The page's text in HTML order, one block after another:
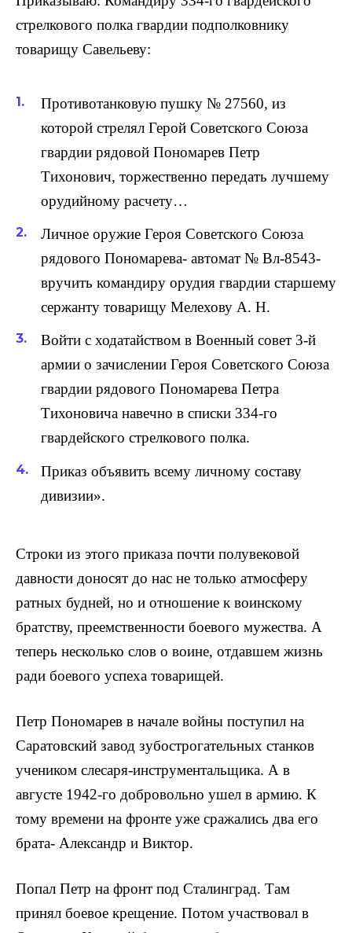
стрелкового полка гвардии подполковнику
товарищу Савельеву:
Противотанковую пушку № 27560, из
которой стре­лял Герой Советского Союза
гвардии рядовой Пономарев Петр
Тихонович, торжественно передать лучше­му
орудийному расчету…
Личное оружие Героя Советского Союза
рядового Пономарева- автомат № Вл-8543-
вручить командиру орудия гвардии старшему
сержанту товарищу Мелехову А. Н.
Войти с ходатайством в Военный совет 3-й
армии о зачислении Героя Советского Союза
гвардии рядового Пономарева Петра
Тихоновича навечно в списки 334-го
гвардейского стрелкового полка.
Приказ объявить всему личному составу
дивизии».
Строки из этого приказа почти полувековой
давности доносят до нас не только атмосферу
ратных будней, но и отношение к воинскому
братству, преемственности бое­вого мужества. А
теперь несколько слов о воине, отдавшем жизнь
ради боевого успеха товарищей.
Петр Пономарев в начале войны поступил на
Сара­товский завод зубострогательных станков
учеником слесаря-инструментальщика. А в
августе 1942-го добро­вольно ушел в армию. К
тому времени на фронте уже сражались два его
брата- Александр и Виктор.
Попал Петр на фронт под Сталинград. Там
принял боевое крещение. Потом участвовал в